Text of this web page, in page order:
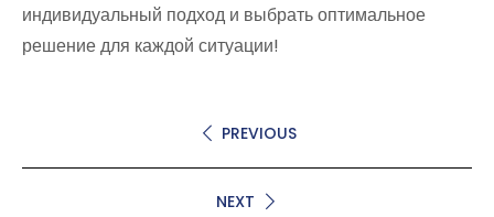
индивидуальный подход и выбрать оптимальное
решение для каждой ситуации!
PREVIOUS
NEXT